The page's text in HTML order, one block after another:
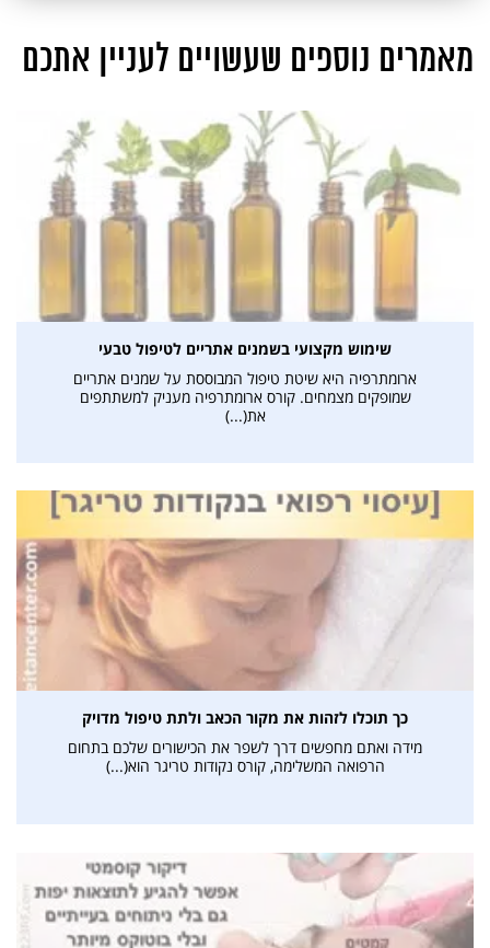
מאמרים נוספים שעשויים לעניין אתכם
שימוש מקצועי בשמנים אתריים לטיפול טבעי
ארומתרפיה היא שיטת טיפול המבוססת על שמנים אתריים
שמופקים מצמחים. קורס ארומתרפיה מעניק למשתתפים
את(...)
כך תוכלו לזהות את מקור הכאב ולתת טיפול מדויק
מידה ואתם מחפשים דרך לשפר את הכישורים שלכם בתחום
הרפואה המשלימה, קורס נקודות טריגר הוא(...)